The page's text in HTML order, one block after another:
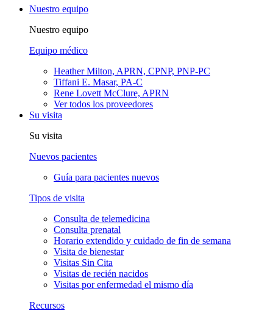
Nuestro equipo
Nuestro equipo
Equipo médico
Heather Milton, APRN, CPNP, PNP-PC
Tiffani E. Masar, PA-C
Rene Lovett McClure, APRN
Ver todos los proveedores
Su visita
Su visita
Nuevos pacientes
Guía para pacientes nuevos
Tipos de visita
Consulta de telemedicina
Consulta prenatal
Horario extendido y cuidado de fin de semana
Visita de bienestar
Visitas Sin Cita
Visitas de recién nacidos
Visitas por enfermedad el mismo día
Recursos